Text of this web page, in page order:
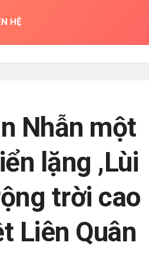
HỆ
Nhẫn một
lặng ,Lùi
trời cao
Liên Quân